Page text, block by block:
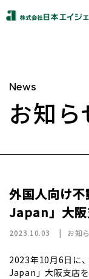
News
お知ら
外国人向け
Japan」大阪
2023.10.03 お知
2023年10月6日に
Japan」大阪支店を